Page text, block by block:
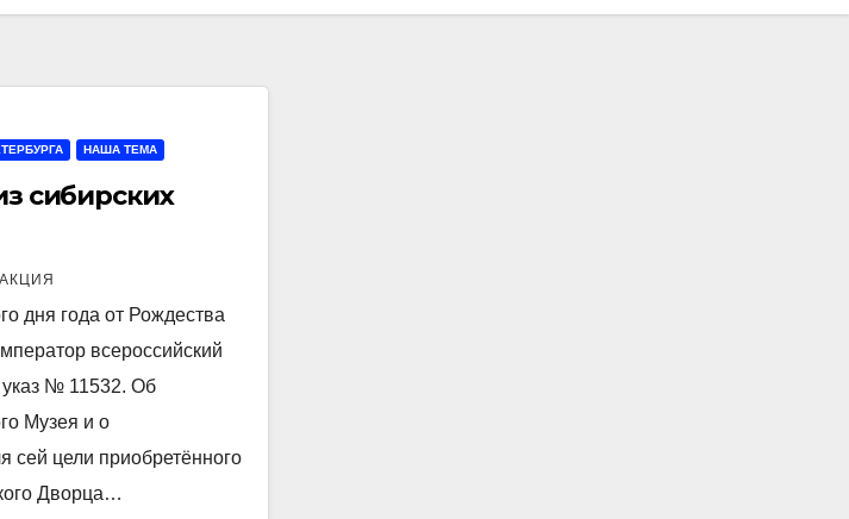
НАША ТЕМА
сибирских
дня года от Рождества
всероссийский
указ № 11532. Об
Музея и о
сей цели приобретённого
Дворца…